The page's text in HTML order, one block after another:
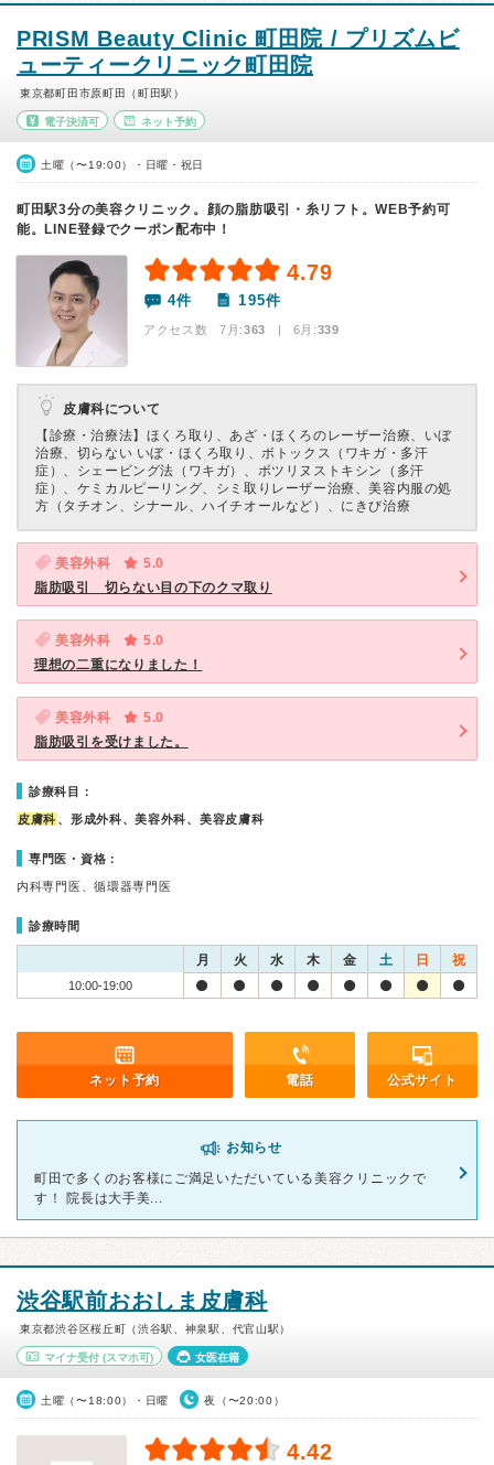
PRISM Beauty Clinic 町田院 / プリズムビ
ューティークリニック町田院
東京都町田市原町田（町田駅）
電子決済可 ネット予約
土曜（〜19:00）・日曜・祝日
町田駅3分の美容クリニック。顔の脂肪吸引・糸リフト。WEB予約可
能。LINE登録でクーポン配布中！
4.79
4件 195件
アクセス数 7月:363 | 6月:339
皮膚科について
【診療・治療法】 ほくろ取り、あざ・ほくろのレーザー治療、いぼ
治療、切らない いぼ・ほくろ取り、ボトックス（ワキガ・多汗
症）、シェービング法（ワキガ）、ボツリヌストキシン（多汗
症）、ケミカルピーリング、シミ取りレーザー治療、美容内服の処
方（タチオン、シナール、ハイチオールなど）、にきび治療
美容外科
5.0
脂肪吸引 切らない目の下のクマ取り
美容外科
5.0
理想の二重になりました！
美容外科
5.0
脂肪吸引を受けました。
診療科目：
皮膚科 、形成外科、美容外科、美容皮膚科
専門医・資格：
内科専門医、循環器専門医
診療時間
月 火 水 木 金 土 日 祝
10:00-19:00
ネット予約 電話 公式サイト
お知らせ
町田で多くのお客様にご満足いただいている美容クリニックで
す！ 院長は大手美...
渋谷駅前おおしま皮膚科
東京都渋谷区桜丘町（渋谷駅、神泉駅、代官山駅）
マイナ受付 (スマホ可) 女医在籍
土曜（〜18:00）・日曜 夜（〜20:00）
4.42